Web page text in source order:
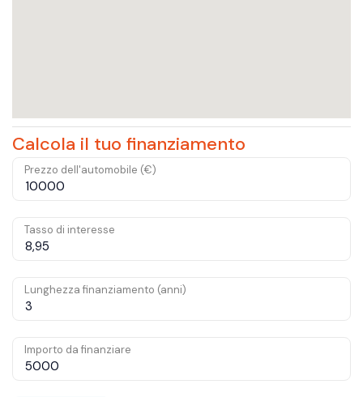
Calcola il tuo finanziamento
Prezzo dell'automobile (€)
Tasso di interesse
Lunghezza finanziamento (anni)
Importo da finanziare